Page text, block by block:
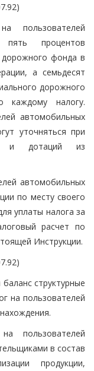
процентов
дорожного фонда в
а семьдесят
дорожного
каждому налогу.
автомобильных
уточняться при
и дотаций из
автомобильных
по месту своего
уплаты налога за
расчет по
Инструкции.
структурные
на пользователей
пользователей
в состав
продукции,